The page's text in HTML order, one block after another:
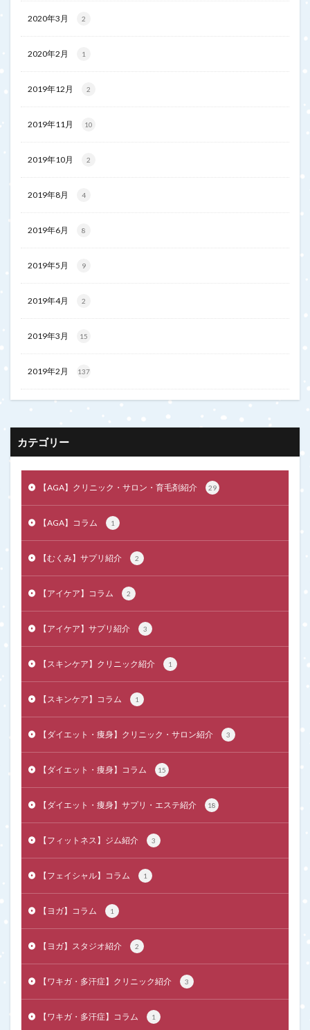
2020年3月 2
2020年2月 1
2019年12月 2
2019年11月 10
2019年10月 2
2019年8月 4
2019年6月 8
2019年5月 9
2019年4月 2
2019年3月 15
2019年2月 137
カテゴリー
【AGA】クリニック・サロン・育毛剤紹介 29
【AGA】コラム 1
【むくみ】サプリ紹介 2
【アイケア】コラム 2
【アイケア】サプリ紹介 3
【スキンケア】クリニック紹介 1
【スキンケア】コラム 1
【ダイエット・痩身】クリニック・サロン紹介 3
【ダイエット・痩身】コラム 15
【ダイエット・痩身】サプリ・エステ紹介 18
【フィットネス】ジム紹介 3
【フェイシャル】コラム 1
【ヨガ】コラム 1
【ヨガ】スタジオ紹介 2
【ワキガ・多汗症】クリニック紹介 3
【ワキガ・多汗症】コラム 1